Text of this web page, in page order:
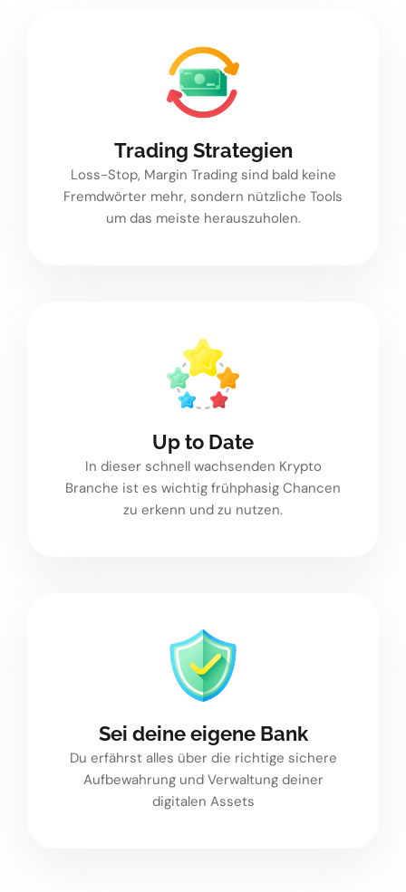
Trading Strategien
Loss-Stop, Margin Trading sind bald keine
Fremdwörter mehr, sondern nützliche Tools
um das meiste herauszuholen.
Up to Date
In dieser schnell wachsenden Krypto
Branche ist es wichtig frühphasig Chancen
zu erkenn und zu nutzen.
Sei deine eigene Bank
Du erfährst alles über die richtige sichere
Aufbewahrung und Verwaltung deiner
digitalen Assets